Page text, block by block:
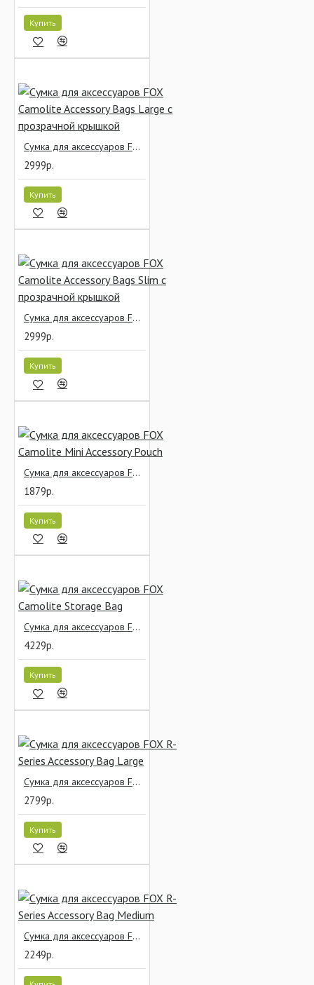
Купить
Сумка для аксессуаров FOX Camolite Accessory Bags Large с прозрачной крышкой
2999р.
Купить
Сумка для аксессуаров FOX Camolite Accessory Bags Slim с прозрачной крышкой
2999р.
Купить
Сумка для аксессуаров FOX Camolite Mini Accessory Pouch
1879р.
Купить
Сумка для аксессуаров FOX Camolite Storage Bag
4229р.
Купить
Сумка для аксессуаров FOX R-Series Accessory Bag Large
2799р.
Купить
Сумка для аксессуаров FOX R-Series Accessory Bag Medium
2249р.